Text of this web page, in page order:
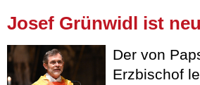
Josef Grünwidl ist
Der von
Erzbischof